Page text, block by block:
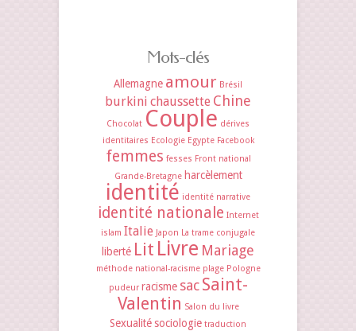
Mots-clés
Allemagne amour Brésil
burkini chaussette Chine
Chocolat Couple dérives
identitaires Ecologie Egypte Facebook
femmes fesses Front national
Grande-Bretagne harcèlement
identité identité narrative
identité nationale Internet
islam Italie Japon La trame conjugale
liberté Lit Livre Mariage
méthode national-racisme plage Pologne
pudeur racisme sac Saint-
Valentin Salon du livre
Sexualité sociologie traduction